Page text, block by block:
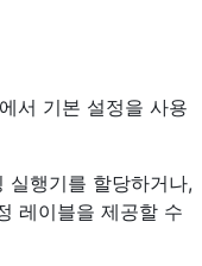
서 기본 설정을 사용
실행기를 할당하거나,
레이블을 제공할 수